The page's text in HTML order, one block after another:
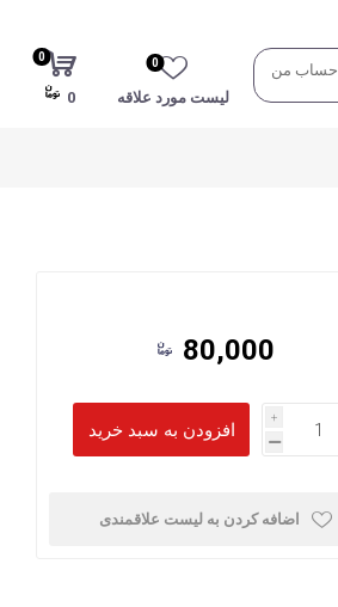
حساب من
لیست مورد علاقه
0
0
0
80,000
i
h
اضافه کردن به لیست علاقمندی